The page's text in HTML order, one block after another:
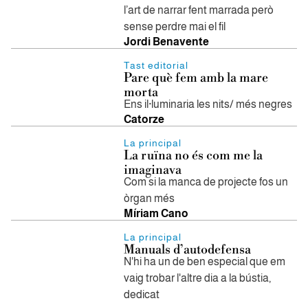
l’art de narrar fent marrada però
sense perdre mai el fil
Jordi Benavente
Tast editorial
Pare què fem amb la mare
morta
Ens il·luminaria les nits/ més negres
Catorze
La principal
La ruïna no és com me la
imaginava
Com si la manca de projecte fos un
òrgan més
Míriam Cano
La principal
Manuals d’autodefensa
N'hi ha un de ben especial que em
vaig trobar l'altre dia a la bústia,
dedicat